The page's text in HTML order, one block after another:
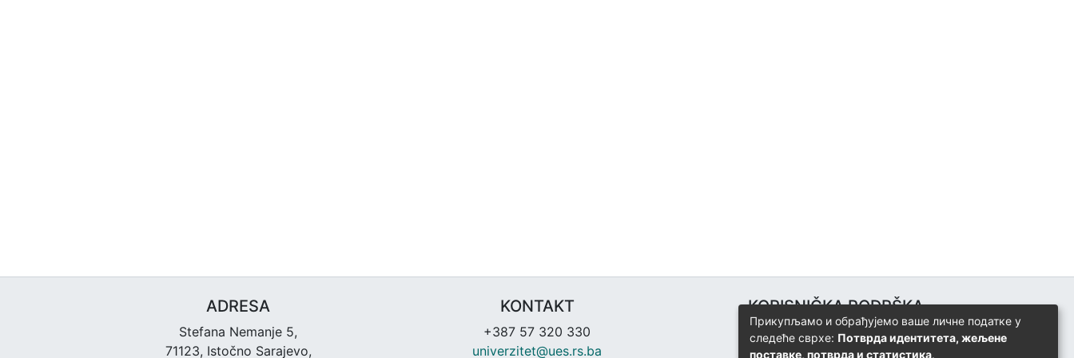
ADRESA
Stefana Nemanje 5,
71123, Istočno Sarajevo,
KONTAKT
+387 57 320 330
univerzitet@ues.rs.ba
KORISNIČKA PODRŠKA
Univerzitetski računarski centar
+387 57 320 140
Прикупљамо и обрађујемо ваше личне податке у
следеће сврхе: Потврда идентитета, жељене
поставке, потврда и статистика.